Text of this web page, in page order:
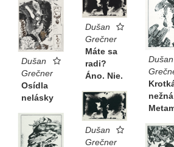
Dušan
Grečner
Osídla
nelásky
Dušan
Grečner
Máte sa
radi?
Áno. Nie.
Dušan
Dušan
Grečner